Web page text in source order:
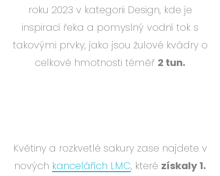
roku 2023 v kategorii Design, kde je
inspirací řeka a pomyslný vodní tok s
takovými prvky, jako jsou žulové kvádry o
celkové hmotnosti téměř 2 tun.
Květiny a rozkvetlé sakury zase najdete v
nových kancelářích LMC, které získaly 1.